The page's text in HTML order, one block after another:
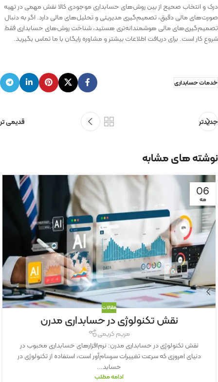
درک و انتخاب صحیح از بین روش‌های حسابداری موجودی کالا نقش مهمی در تهیه
صورت‌های مالی دقیق، تصمیم‌گیری مدیریتی و تحلیل‌های مالی دارد. اگر به دنبال
تصمیم‌گیری‌های مالی هوشمندانه‌تری هستید، شناخت روش‌های حسابداری فقط
شروع کار است. برای دریافت اطلاعات بیشتر و مشاوره رایگان با ما تماس بگیرید.
خدمات حسابداری
جدیدتر قدیمی تر
نوشته های مشابه
06
مه
مقالات
نقش تکنولوژی در حسابداری مدرن
مریم کریمی
نقش تکنولوژی در حسابداری مدرن: نرم‌افزارهای حسابداری محبوب در
دنیای امروزی که سرعت تغییرات سرسام‌آور است، استفاده از تکنولوژی در
حسابد...
ادامه مطلب